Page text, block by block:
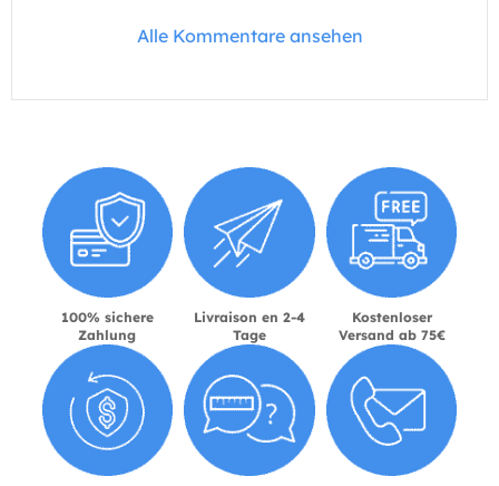
Alle Kommentare ansehen
100% sichere
Zahlung
Livraison en 2-4
Tage
Kostenloser
Versand ab 75€